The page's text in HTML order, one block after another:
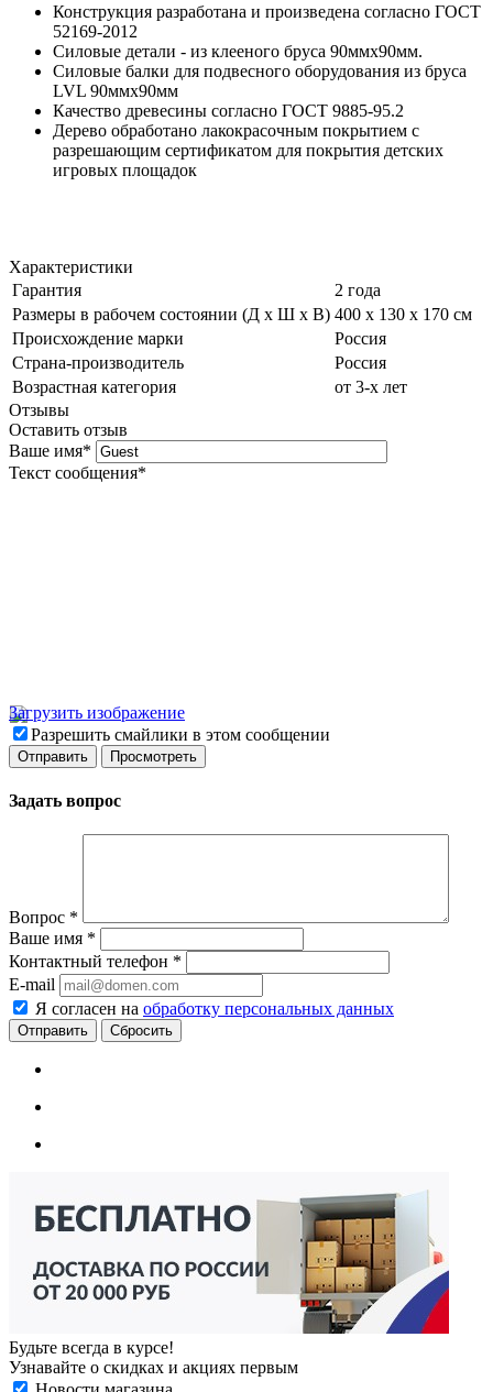
Конструкция разработана и произведена согласно ГОСТ
52169-2012
Силовые детали - из клееного бруса 90ммх90мм.
Силовые балки для подвесного оборудования из бруса
LVL 90ммх90мм
Качество древесины согласно ГОСТ 9885-95.2
Дерево обработано лакокрасочным покрытием с
разрешающим сертификатом для покрытия детских
игровых площадок
Характеристики
Гарантия
2 года
Размеры в рабочем состоянии (Д х Ш х В) 400 х 130 х 170 см
Происхождение марки
Россия
Страна-производитель
Россия
Возрастная категория
от 3-х лет
Отзывы
Оставить отзыв
Ваше имя*
Текст сообщения*
Загрузить изображение
Разрешить смайлики в этом сообщении
Задать вопрос
Вопрос *
Ваше имя *
Контактный телефон *
E-mail
Я согласен на обработку персональных данных
Сбросить
Будьте всегда в курсе!
Узнавайте о скидках и акциях первым